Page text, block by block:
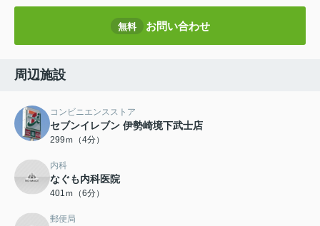
無料 お問い合わせ
周辺施設
コンビニエンスストア
セブンイレブン 伊勢崎境下武士店
299ｍ（4分）
内科
なぐも内科医院
401ｍ（6分）
郵便局